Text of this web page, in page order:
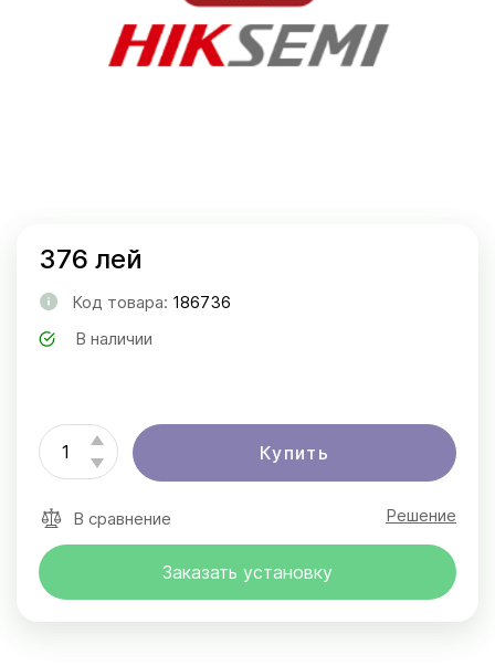
376 лей
Код товара: 186736
В наличии
Купить
В сравнение Решение
Заказать установку